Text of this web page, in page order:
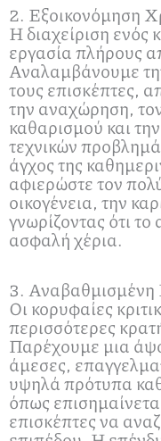
2. Εξοικονόμηση
Η διαχείριση ενός
εργασία πλήρους
Αναλαμβάνουμε
τους επισκέπτες,
την αναχώρηση,
καθαρισμού και
τεχνικών
άγχος της
αφιερώστε τον
οικογένεια, την
γνωρίζοντας ότι το
ασφαλή χέρια.
3. Αναβαθμισμένη
Οι κορυφαίες
περισσότερες
Παρέχουμε μια
άμεσες,
υψηλά πρότυπα
όπως
επισκέπτες να